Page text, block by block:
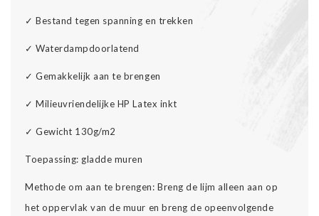
✓ Bestand tegen spanning en trekken
✓ Waterdampdoorlatend
✓ Gemakkelijk aan te brengen
✓ Milieuvriendelijke HP Latex inkt
✓ Gewicht 130g/m2
Toepassing: gladde muren
Methode om aan te brengen: Breng de lijm alleen aan op
het oppervlak van de muur en breng de opeenvolgende